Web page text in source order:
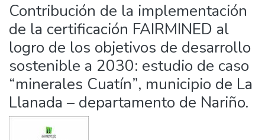
Statistics
Contribución de la implementación
de la certificación FAIRMINED al
logro de los objetivos de desarrollo
sostenible a 2030: estudio de caso
“minerales Cuatín”, municipio de La
Llanada – departamento de Nariño.